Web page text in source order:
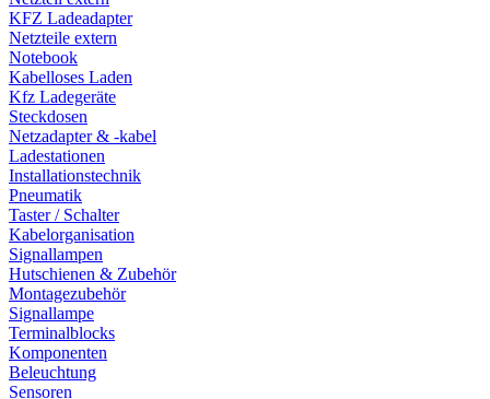
KFZ Ladeadapter
Netzteile extern
Notebook
Kabelloses Laden
Kfz Ladegeräte
Steckdosen
Netzadapter & -kabel
Ladestationen
Installationstechnik
Pneumatik
Taster / Schalter
Kabelorganisation
Signallampen
Hutschienen & Zubehör
Montagezubehör
Signallampe
Terminalblocks
Komponenten
Beleuchtung
Sensoren